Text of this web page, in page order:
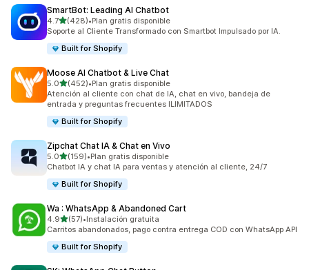
SmartBot: Leading AI Chatbot
4.7de 5 estrellas
(428)
428 reseñas en total
•Plan gratis disponible
Soporte al Cliente Transformado con Smartbot Impulsado por IA.
Built for Shopify
Moose AI Chatbot & Live Chat
5.0de 5 estrellas
(452)
452 reseñas en total
•Plan gratis disponible
Atención al cliente con chat de IA, chat en vivo, bandeja de
entrada y preguntas frecuentes ILIMITADOS
Built for Shopify
Zipchat Chat IA & Chat en Vivo
5.0de 5 estrellas
(159)
159 reseñas en total
•Plan gratis disponible
Chatbot IA y chat IA para ventas y atención al cliente, 24/7
Built for Shopify
Wa : WhatsApp & Abandoned Cart
4.9de 5 estrellas
(57)
57 reseñas en total
•Instalación gratuita
Carritos abandonados, pago contra entrega COD con WhatsApp API
Built for Shopify